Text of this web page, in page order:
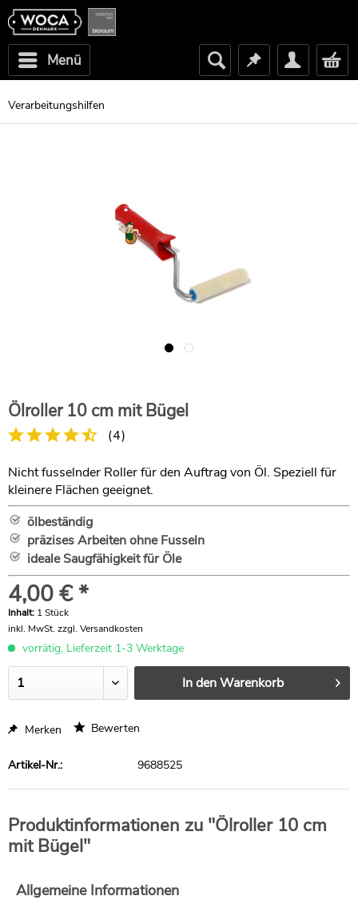
Menü
Verarbeitungshilfen
Ölroller 10 cm mit Bügel
(4)
Nicht fusselnder Roller für den Auftrag von Öl. Speziell für
kleinere Flächen geeignet.
ölbeständig
präzises Arbeiten ohne Fusseln
ideale Saugfähigkeit für Öle
4,00 € *
Inhalt: 1 Stück
inkl. MwSt. zzgl. Versandkosten
vorrätig, Lieferzeit 1-3 Werktage
In denWarenkorb
Merken Bewerten
Artikel-Nr.: 9688525
Produktinformationen zu "Ölroller 10 cm
mit Bügel"
Allgemeine Informationen